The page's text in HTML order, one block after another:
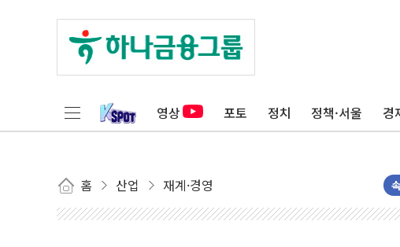
영상 포토 정치 정책·서울 경
홈 산업 재계·경영